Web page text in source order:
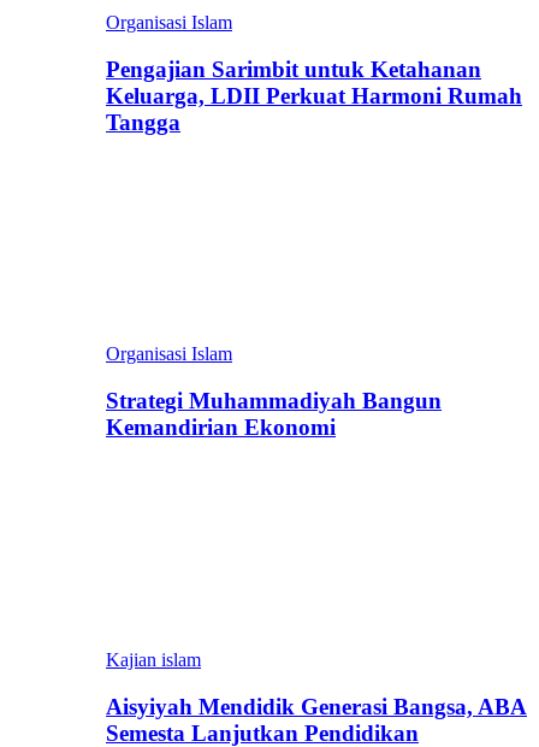
Organisasi Islam
Pengajian Sarimbit untuk Ketahanan
Keluarga, LDII Perkuat Harmoni Rumah
Tangga
Organisasi Islam
Strategi Muhammadiyah Bangun
Kemandirian Ekonomi
Kajian islam
Aisyiyah Mendidik Generasi Bangsa, ABA
Semesta Lanjutkan Pendidikan